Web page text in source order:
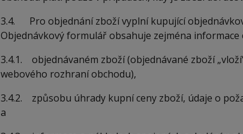
3.4. Pro objednání zboží vyplní kupující
Objednávkový formulář obsahuje zejména informace
3.4.1. objednávaném zboží (objednávané zboží
webového rozhraní obchodu),
3.4.2. způsobu úhrady kupní ceny zboží, údaje o
a